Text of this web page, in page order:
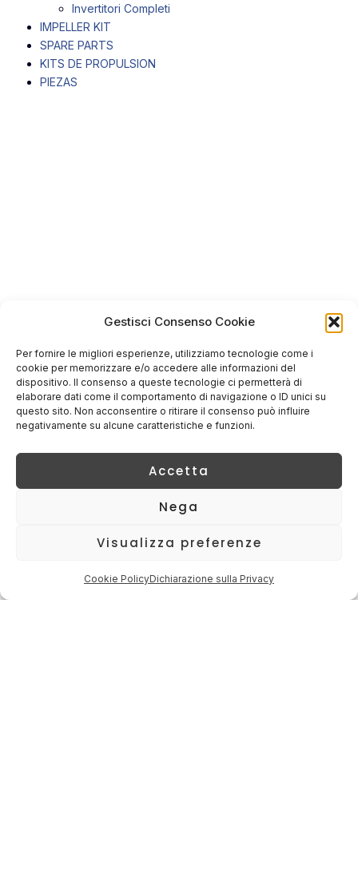
Gestisci Consenso Cookie
Per fornire le migliori esperienze, utilizziamo tecnologie come i
cookie per memorizzare e/o accedere alle informazioni del
dispositivo. Il consenso a queste tecnologie ci permetterà di
elaborare dati come il comportamento di navigazione o ID unici su
questo sito. Non acconsentire o ritirare il consenso può influire
negativamente su alcune caratteristiche e funzioni.
Accetta
Nega
Visualizza preferenze
Cookie PolicyDichiarazione sulla Privacy
Invertitori Completi
IMPELLER KIT
SPARE PARTS
KITS DE PROPULSION
PIEZAS